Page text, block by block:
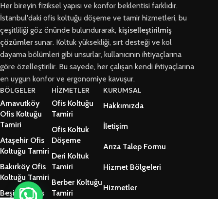
Her bireyin fiziksel yapısı ve konfor beklentisi farklıdır.
İstanbul'daki ofis koltuğu döşeme ve tamir hizmetleri, bu
çeşitliliği göz önünde bulundurarak, kişiselleştirilmiş
çözümlersunar. Koltuk yüksekliği, sırt desteği ve kol
dayama bölümleri gibi unsurlar, kullanıcının ihtiyaçlarına
göre özelleştirilir. Bu sayede, her çalışan kendi ihtiyaçlarına
en uygun konfor ve ergonomiye kavuşur.
BÖLGELER
Arnavutköy
Ofis Koltuğu
Tamiri
Ataşehir Ofis
Koltuğu Tamiri
Bakırköy Ofis
Koltuğu Tamiri
Beşiktaş Ofis
HİZMETLER
Ofis Koltuğu
Tamiri
Ofis Koltuk
Döşeme
Deri Koltuk
Tamiri
Berber Koltuğu
Tamiri
KURUMSAL
Hakkımızda
İletişim
Arıza Talep Formu
Hizmet Bölgeleri
Hizmetler